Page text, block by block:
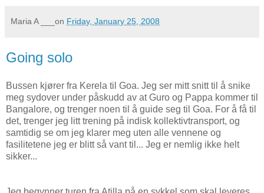
Maria A ___on Friday, January 25, 2008
Going solo
Bussen kjører fra Kerela til Goa. Jeg ser mitt snitt til å snike
meg sydover under påskudd av at Guro og Pappa kommer til
Bangalore, og trenger noen til å guide seg til Goa. For å få til
det, trenger jeg litt trening på indisk kollektivtransport, og
samtidig se om jeg klarer meg uten alle vennene og
fasilitetene jeg er blitt så vant til... Jeg er nemlig ikke helt
sikker...